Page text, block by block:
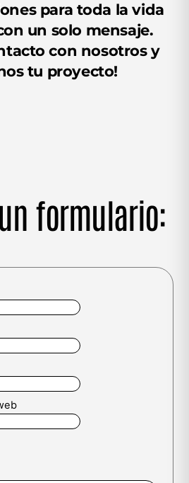
para toda la vida
un solo mensaje.
con nosotros y
tu proyecto!
formulario: